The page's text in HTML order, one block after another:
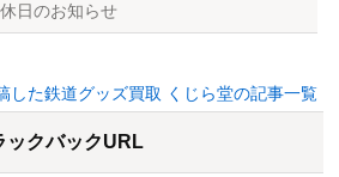
日のお知らせ
した鉄道グッズ買取 くじら堂の記事一覧
ックバックURL